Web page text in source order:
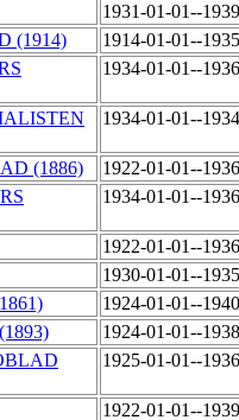
1931-01-01--
(1914)
1914-01-01--
1934-01-01--
1934-01-01--
(1886)
1922-01-01--
1934-01-01--
1922-01-01--
1930-01-01--
1924-01-01--
1924-01-01--
1925-01-01--
1922-01-01--